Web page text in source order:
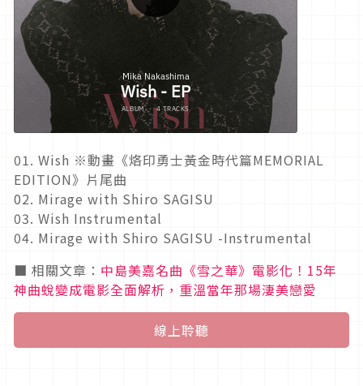
01. Wish ※動畫《烙印勇士黃金時代篇MEMORIAL
EDITION》片尾曲
02. Mirage with Shiro SAGISU
03. Wish Instrumental
04. Mirage with Shiro SAGISU -Instrumental
■ 相關文章： 中島美嘉名曲《雪之華》電影化！15年
神曲蛻變成電影全面解析，重溫當年那場淒美戀愛
線上聆聽